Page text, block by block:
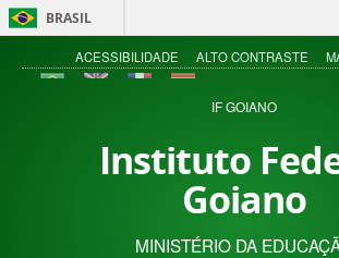
BRASIL
Acesso
ACESSIBILIDADE ALTO CONTRASTE
IF GOIANO
Instituto
Goiano
MINISTÉRIO DA